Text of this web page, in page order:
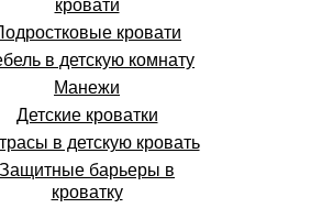
кровати
кровати
в детскую комнату
Манежи
Детские кроватки
в детскую кровать
Защитные барьеры в
кроватку